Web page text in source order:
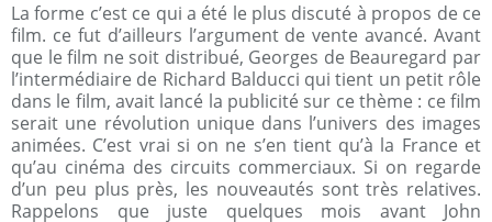
La forme c’est ce qui a été le plus discuté à propos de ce
film. ce fut d’ailleurs l’argument de vente avancé. Avant
que le film ne soit distribué, Georges de Beauregard par
l’intermédiaire de Richard Balducci qui tient un petit rôle
dans le film, avait lancé la publicité sur ce thème : ce film
serait une révolution unique dans l’univers des images
animées. C’est vrai si on ne s’en tient qu’à la France et
qu’au cinéma des circuits commerciaux. Si on regarde
d’un peu plus près, les nouveautés sont très relatives.
Rappelons que juste quelques mois avant John